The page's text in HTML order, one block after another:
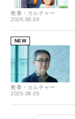
教養・カルチャー
2026.08.09
NEW
教養・カルチャー
2026.08.09